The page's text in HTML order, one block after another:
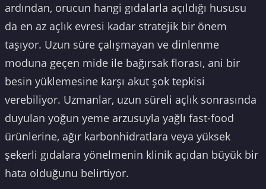
ardından, orucun hangi gıdalarla açıldığı hususu
da en az açlık evresi kadar stratejik bir önem
taşıyor. Uzun süre çalışmayan ve dinlenme
moduna geçen mide ile bağırsak florası, ani bir
besin yüklemesine karşı akut şok tepkisi
verebiliyor. Uzmanlar, uzun süreli açlık sonrasında
duyulan yoğun yeme arzusuyla yağlı fast-food
ürünlerine, ağır karbonhidratlara veya yüksek
şekerli gıdalara yönelmenin klinik açıdan büyük bir
hata olduğunu belirtiyor.